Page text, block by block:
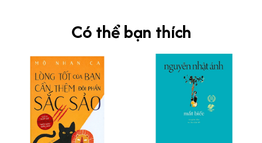
Có thể bạn thích